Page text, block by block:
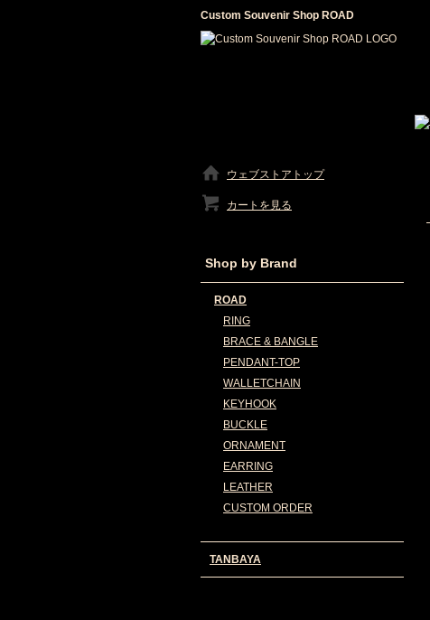
Custom Souvenir Shop ROAD
ウェブストアトップ
カートを見る
Shop by Brand
ROAD
RING
BRACE & BANGLE
PENDANT-TOP
WALLETCHAIN
KEYHOOK
BUCKLE
ORNAMENT
EARRING
LEATHER
CUSTOM ORDER
TANBAYA